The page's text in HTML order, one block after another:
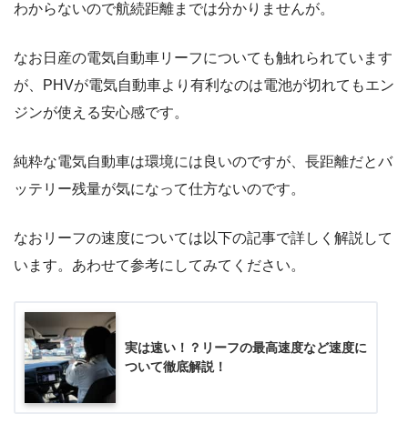
わからないので航続距離までは分かりませんが。
なお日産の電気自動車リーフについても触れられています
が、PHVが電気自動車より有利なのは電池が切れてもエン
ジンが使える安心感です。
純粋な電気自動車は環境には良いのですが、長距離だとバ
ッテリー残量が気になって仕方ないのです。
なおリーフの速度については以下の記事で詳しく解説して
います。あわせて参考にしてみてください。
実は速い！？リーフの最高速度など速度に
ついて徹底解説！